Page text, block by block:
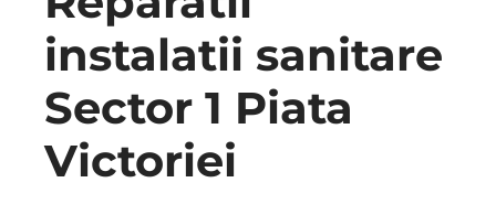
instalatii sanitare
Sector 1 Piata
Victoriei